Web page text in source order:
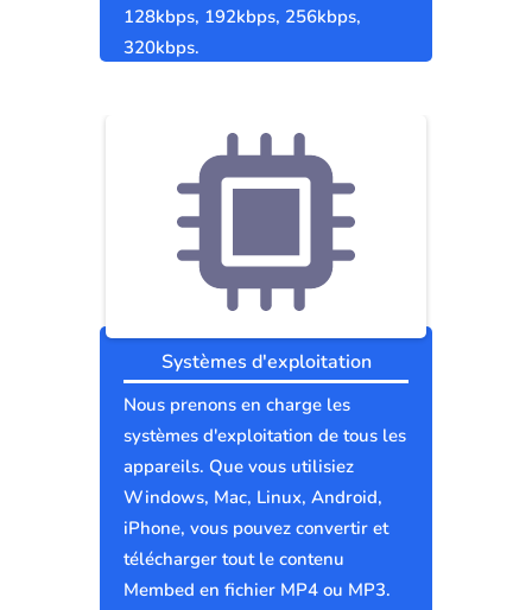
128kbps, 192kbps, 256kbps,
320kbps.
Systèmes d'exploitation
Nous prenons en charge les
systèmes d'exploitation de tous les
appareils. Que vous utilisiez
Windows, Mac, Linux, Android,
iPhone, vous pouvez convertir et
télécharger tout le contenu
Membed en fichier MP4 ou MP3.